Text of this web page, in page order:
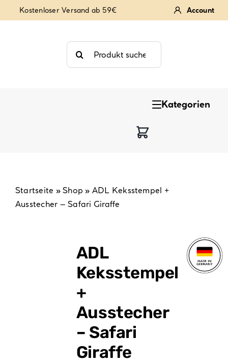
Inhalt
Kostenloser Versand ab 59€ Account
Suche
nach:
Kategorien
Backzubehör & Backwerkzeug
Partydekoration
Startseite »Shop » ADL Keksstempel +
Ausstecher – Safari Giraffe
ADL
Keksstempel
+
Ausstecher
– Safari
Giraffe